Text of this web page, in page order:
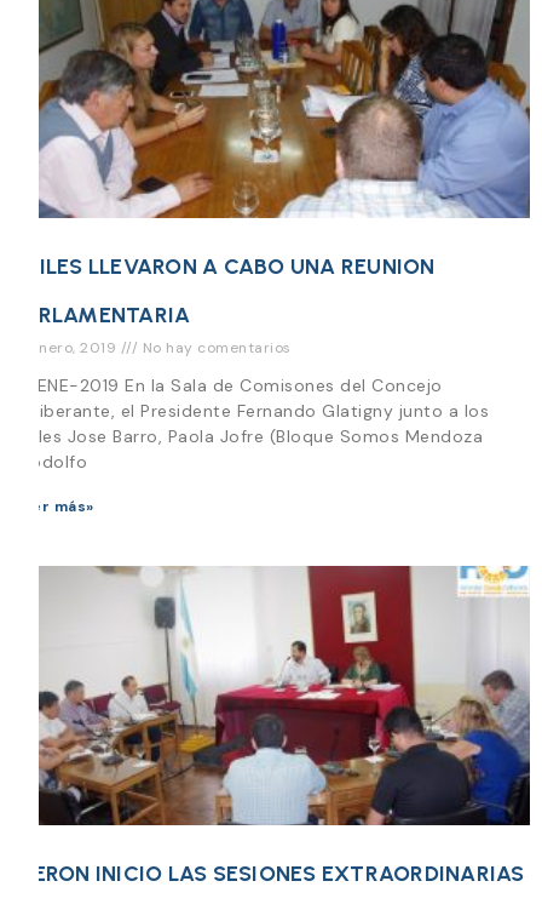
EDILES LLEVARON A CABO UNA REUNION
PARLAMENTARIA
17 enero, 2019 No hay comentarios
17-ENE-2019 En la Sala de Comisones del Concejo
Deliberante, el Presidente Fernando Glatigny junto a los
Ediles Jose Barro, Paola Jofre (Bloque Somos Mendoza
)Rodolfo
Leer más»
DIERON INICIO LAS SESIONES EXTRAORDINARIAS